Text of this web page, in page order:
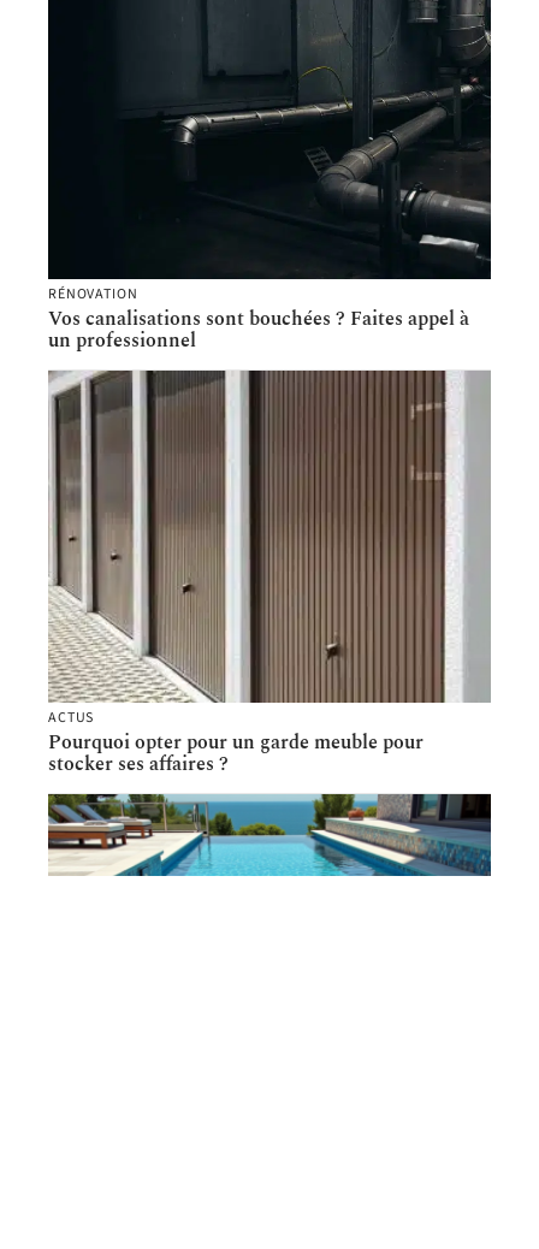
RÉNOVATION
Vos canalisations sont bouchées ? Faites appel à
un professionnel
ACTUS
Pourquoi opter pour un garde meuble pour
stocker ses affaires ?